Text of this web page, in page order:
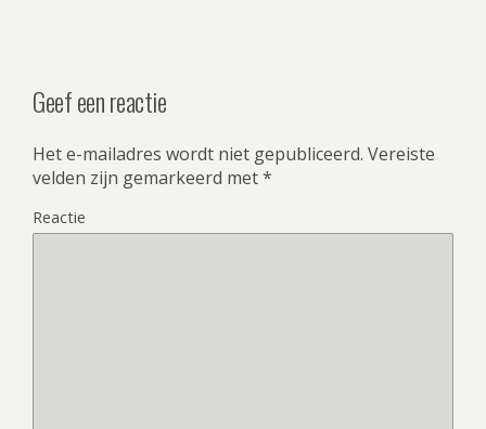
Geef een reactie
Het e-mailadres wordt niet gepubliceerd. Vereiste
velden zijn gemarkeerd met*
Reactie